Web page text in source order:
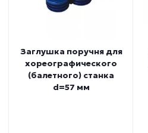
Заглушка поручня для
хореографического
(балетного) станка
d=57 мм